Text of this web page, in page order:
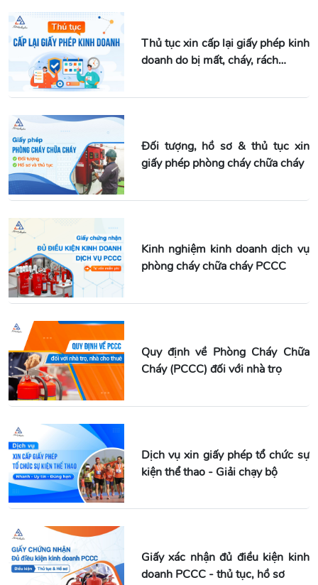
Thủ tục xin cấp lại giấy phép kinh
doanh do bị mất, cháy, rách…
Đối tượng, hồ sơ & thủ tục xin
giấy phép phòng cháy chữa cháy
Kinh nghiệm kinh doanh dịch vụ
phòng cháy chữa cháy PCCC
Quy định về Phòng Cháy Chữa
Cháy (PCCC) đối với nhà trọ
Dịch vụ xin giấy phép tổ chức sự
kiện thể thao - Giải chạy bộ
Giấy xác nhận đủ điều kiện kinh
doanh PCCC - thủ tục, hồ sơ